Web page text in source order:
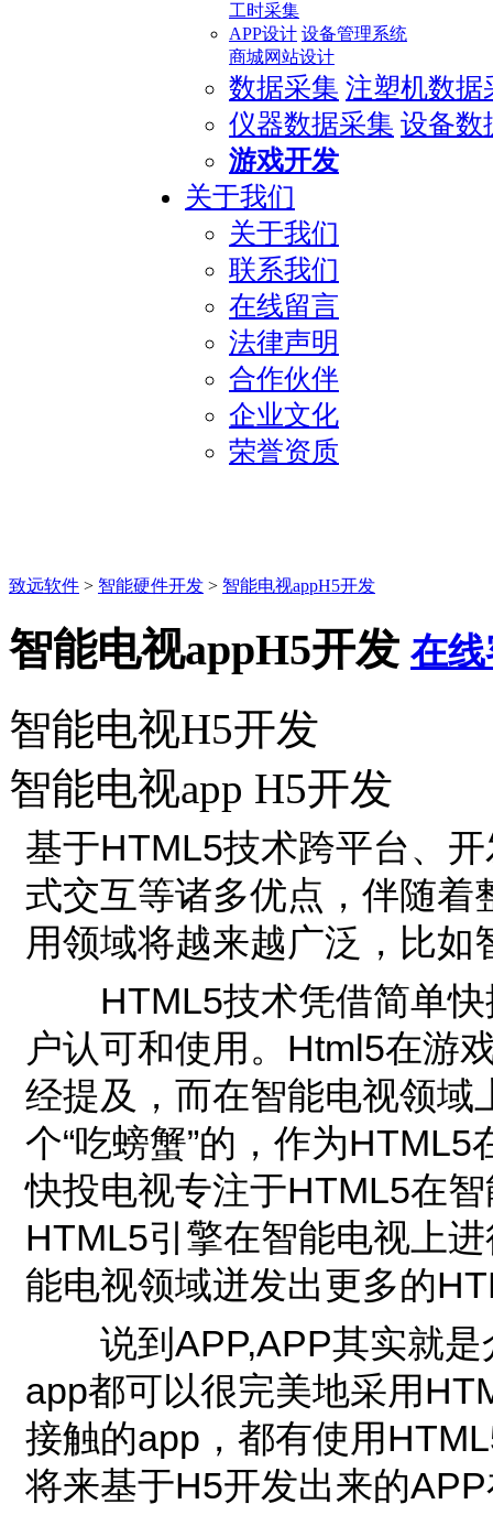
工时采集
APP设计 设备管理系统
商城网站设计
数据采集 注塑机数据
仪器数据采集 设备数
游戏开发
关于我们
关于我们
联系我们
在线留言
法律声明
合作伙伴
企业文化
荣誉资质
致远软件 > 智能硬件开发 > 智能电视appH5开发
智能电视appH5开发 在
智能电视H5开发
智能电视app H5开发
基于HTML5技术跨平台、
式交互等诸多优点，伴随
用领域将越来越广泛，比如
HTML5技术凭借简单快
户认可和使用。Html5在游
经提及，而在智能电视领域
个“吃螃蟹”的，作为
快投电视专注于HTML5在
HTML5引擎在智能电视上
能电视领域迸发出更多的
说到APP,APP其实就是
app都可以很完美地采用
接触的app，都有使用
将来基于H5开发出来的